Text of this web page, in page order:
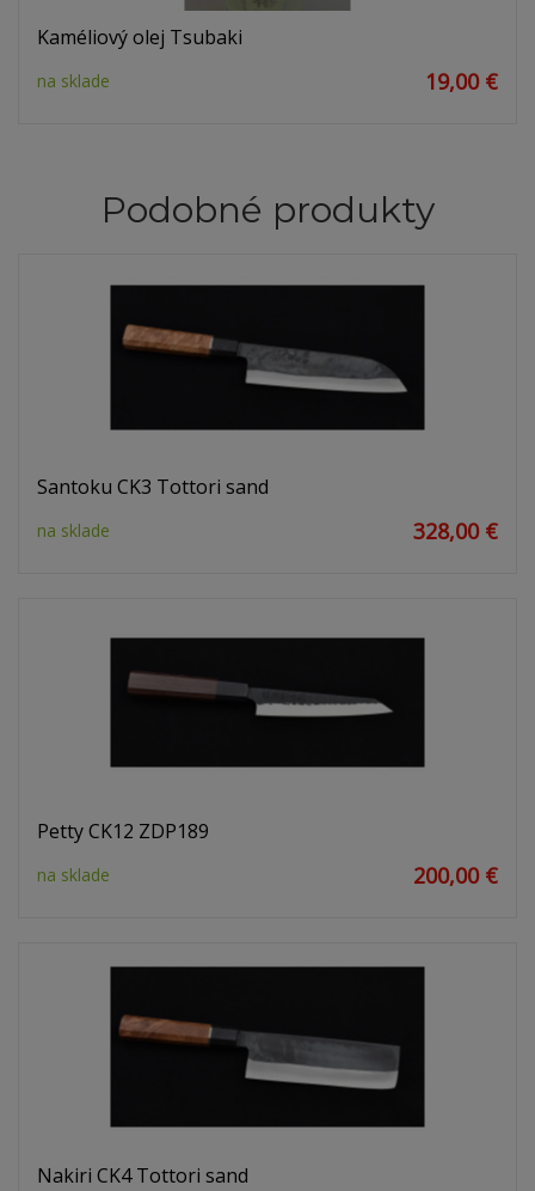
Kaméliový olej Tsubaki
na sklade 19,00 €
Podobné produkty
Santoku CK3 Tottori sand
na sklade 328,00 €
Petty CK12 ZDP189
na sklade 200,00 €
Nakiri CK4 Tottori sand